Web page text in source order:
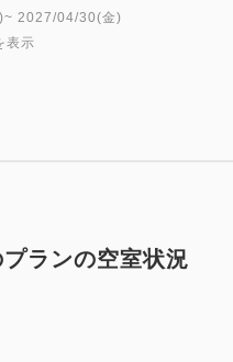
2027/04/30(金)
表示
プランの空室状況